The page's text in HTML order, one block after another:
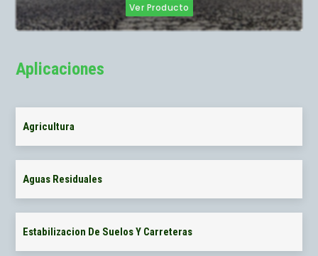
Ver Producto
Aplicaciones
Agricultura
Aguas Residuales
Estabilizacion De Suelos Y Carreteras